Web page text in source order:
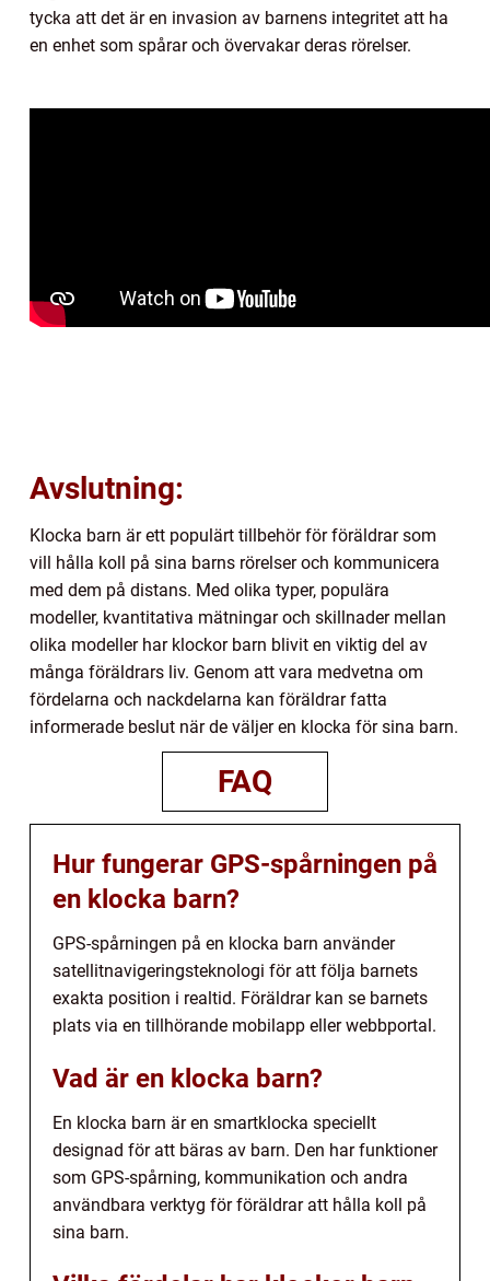
tycka att det är en invasion av barnens integritet att ha
en enhet som spårar och övervakar deras rörelser.
Avslutning:
Klocka barn är ett populärt tillbehör för föräldrar som
vill hålla koll på sina barns rörelser och kommunicera
med dem på distans. Med olika typer, populära
modeller, kvantitativa mätningar och skillnader mellan
olika modeller har klockor barn blivit en viktig del av
många föräldrars liv. Genom att vara medvetna om
fördelarna och nackdelarna kan föräldrar fatta
informerade beslut när de väljer en klocka för sina barn.
FAQ
Hur fungerar GPS-spårningen på
en klocka barn?
GPS-spårningen på en klocka barn använder
satellitnavigeringsteknologi för att följa barnets
exakta position i realtid. Föräldrar kan se barnets
plats via en tillhörande mobilapp eller webbportal.
Vad är en klocka barn?
En klocka barn är en smartklocka speciellt
designad för att bäras av barn. Den har funktioner
som GPS-spårning, kommunikation och andra
användbara verktyg för föräldrar att hålla koll på
sina barn.